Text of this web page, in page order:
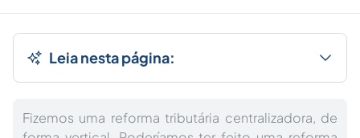
Leia nesta página:
Fizemos uma reforma tributária centralizadora, de